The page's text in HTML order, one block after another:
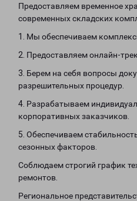
Предоставляем временное
современных складских
1. Мы обеспечиваем
2. Предоставляем онлайн-
3. Берем на себя вопросы
разрешительных процедур.
4. Разрабатываем
корпоративных заказчиков.
5. Обеспечиваем
сезонных факторов.
Соблюдаем строгий график
ремонтов.
Региональное